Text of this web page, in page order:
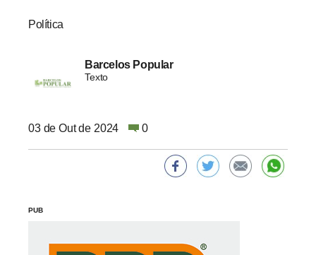
Política
Barcelos Popular
Texto
03 de Out de 2024 0
PUB